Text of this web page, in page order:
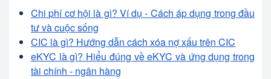
Chi phí cơ hội là gì? Ví dụ - Cách áp dụng trong đầu
tư và cuộc sống
CIC là gì? Hướng dẫn cách xóa nợ xấu trên CIC
eKYC là gì? Hiểu đúng về eKYC và ứng dụng trong
tài chính - ngân hàng